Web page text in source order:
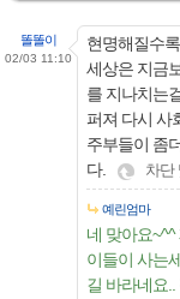
똘똘이
02/03 11:10
현명해질수
세상은 지금
를 지나치는
퍼져 다시 사
주부들이 좀
다.
차단
예린엄마
네 맞아요
이들이 사는
길 바라네요